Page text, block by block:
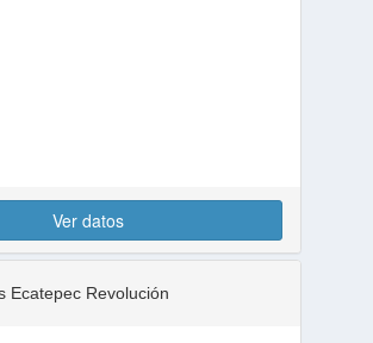
Ver datos
Ecatepec Revolución